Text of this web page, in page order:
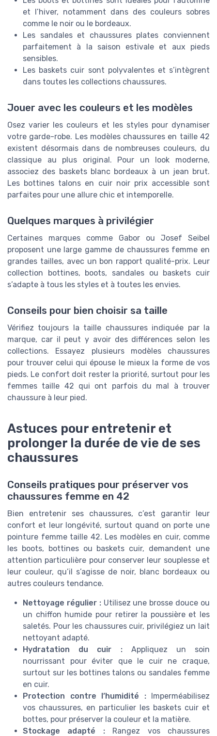
et l’hiver, notamment dans des couleurs sobres
comme le noir ou le bordeaux.
Les sandales et chaussures plates conviennent
parfaitement à la saison estivale et aux pieds
sensibles.
Les baskets cuir sont polyvalentes et s’intègrent
dans toutes les collections chaussures.
Jouer avec les couleurs et les modèles
Osez varier les couleurs et les styles pour dynamiser
votre garde-robe. Les modèles chaussures en taille 42
existent désormais dans de nombreuses couleurs, du
classique au plus original. Pour un look moderne,
associez des baskets blanc bordeaux à un jean brut.
Les bottines talons en cuir noir prix accessible sont
parfaites pour une allure chic et intemporelle.
Quelques marques à privilégier
Certaines marques comme Gabor ou Josef Seibel
proposent une large gamme de chaussures femme en
grandes tailles, avec un bon rapport qualité-prix. Leur
collection bottines, boots, sandales ou baskets cuir
s’adapte à tous les styles et à toutes les envies.
Conseils pour bien choisir sa taille
Vérifiez toujours la taille chaussures indiquée par la
marque, car il peut y avoir des différences selon les
collections. Essayez plusieurs modèles chaussures
pour trouver celui qui épouse le mieux la forme de vos
pieds. Le confort doit rester la priorité, surtout pour les
femmes taille 42 qui ont parfois du mal à trouver
chaussure à leur pied.
Astuces pour entretenir et
prolonger la durée de vie de ses
chaussures
Conseils pratiques pour préserver vos
chaussures femme en 42
Bien entretenir ses chaussures, c’est garantir leur
confort et leur longévité, surtout quand on porte une
pointure femme taille 42. Les modèles en cuir, comme
les boots, bottines ou baskets cuir, demandent une
attention particulière pour conserver leur souplesse et
leur couleur, qu’il s’agisse de noir, blanc bordeaux ou
autres couleurs tendance.
Nettoyage régulier :Utilisez une brosse douce ou
un chiffon humide pour retirer la poussière et les
saletés. Pour les chaussures cuir, privilégiez un lait
nettoyant adapté.
Hydratation du cuir :Appliquez un soin
nourrissant pour éviter que le cuir ne craque,
surtout sur les bottines talons ou sandales femme
en cuir.
Protection contre l’humidité :Imperméabilisez
vos chaussures, en particulier les baskets cuir et
bottes, pour préserver la couleur et la matière.
Stockage adapté :Rangez vos chaussures